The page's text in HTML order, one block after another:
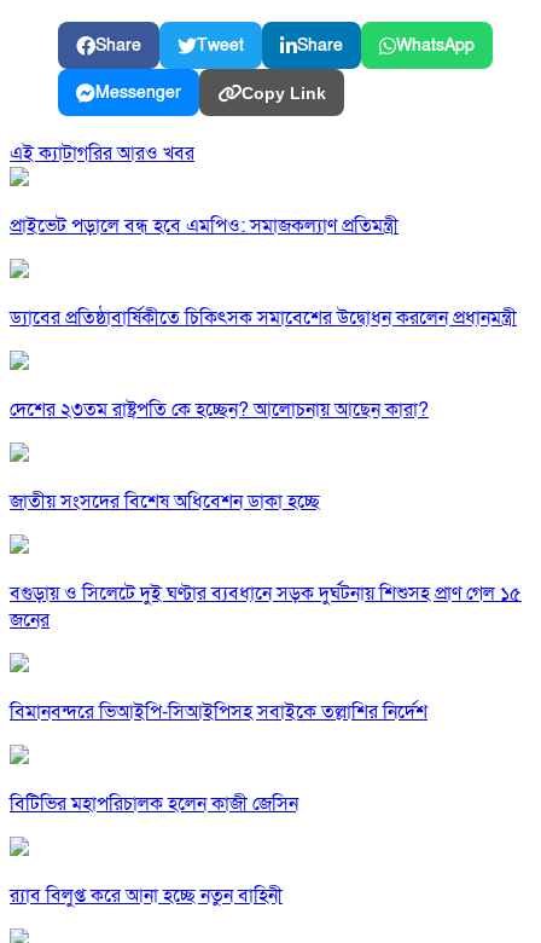
Share Tweet Share WhatsApp
Messenger Copy Link
এই ক্যাটাগরির আরও খবর
প্রাইভেট পড়ালে বন্ধ হবে এমপিও: সমাজকল্যাণ প্রতিমন্ত্রী
ড্যাবের প্রতিষ্ঠাবার্ষিকীতে চিকিৎসক সমাবেশের উদ্বোধন করলেন প্রধানমন্ত্রী
দেশের ২৩তম রাষ্ট্রপতি কে হচ্ছেন? আলোচনায় আছেন কারা?
জাতীয় সংসদের বিশেষ অধিবেশন ডাকা হচ্ছে
বগুড়ায় ও সিলেটে দুই ঘণ্টার ব্যবধানে সড়ক দুর্ঘটনায় শিশুসহ প্রাণ গেল ১৫
জনের
বিমানবন্দরে ভিআইপি-সিআইপিসহ সবাইকে তল্লাশির নির্দেশ
বিটিভির মহাপরিচালক হলেন কাজী জেসিন
র‍্যাব বিলুপ্ত করে আনা হচ্ছে নতুন বাহিনী